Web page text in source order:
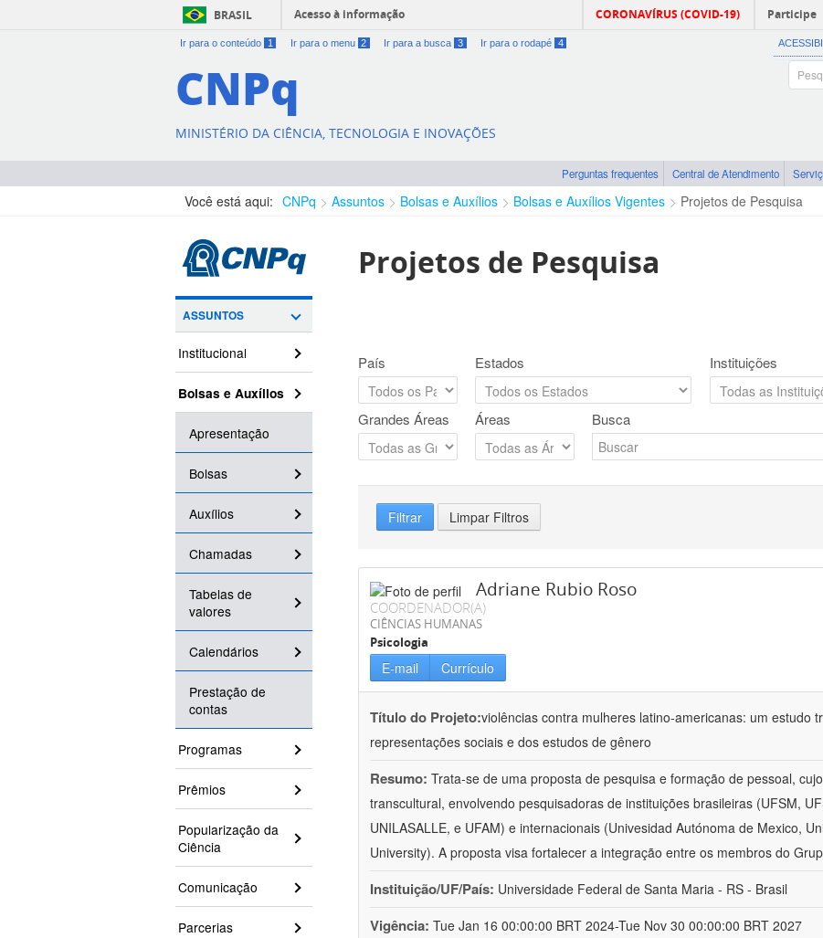
BRASIL Acesso à informação CORONAVÍRUS (COVID-19) Participe
Ir para o conteúdo 1 Ir para o menu 2 Ir para a busca 3 Ir para o rodapé 4
CNPq
MINISTÉRIO DA CIÊNCIA, TECNOLOGIA E INOVAÇÕES
Perguntas frequentes Central de Atendimento
Você está aqui: CNPq Assuntos Bolsas e Auxílios Bolsas e Auxílios Vigentes Projetos de Pesquisa
ASSUNTOS
Institucional
Bolsas e Auxílios
Apresentação
Bolsas
Auxílios
Chamadas
Tabelas de
valores
Calendários
Prestação de
contas
Programas
Prêmios
Popularização da
Ciência
Comunicação
Parcerias
Projetos de Pesquisa
País Estados Instituições
Grandes Áreas Áreas Busca
Filtrar Limpar Filtros
Adriane Rubio Roso
COORDENADOR(A)
CIÊNCIAS HUMANAS
Psicologia
E-mail Currículo
Título do Projeto:violências contra mulheres latino-americanas: um estudo
representações sociais e dos estudos de gênero
Resumo: Trata-se de uma proposta de pesquisa e formação de pessoal,
transcultural, envolvendo pesquisadoras de instituições brasileiras (UFSM,
UNILASALLE, e UFAM) e internacionais (Univesidad Autónoma de Mexico,
University). A proposta visa fortalecer a integração entre os membros do
Instituição/UF/País: Universidade Federal de Santa Maria - RS - Brasil
Vigência: Tue Jan 16 00:00:00 BRT 2024-Tue Nov 30 00:00:00 BRT 2027